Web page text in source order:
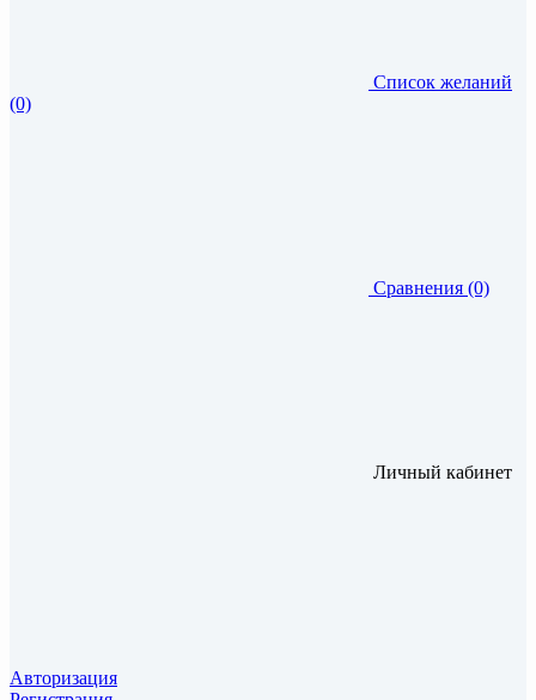
Список желаний
(0)
Сравнения (0)
Личный кабинет
Авторизация